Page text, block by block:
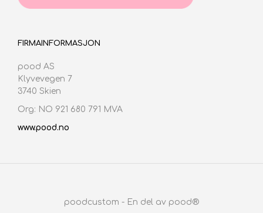
FIRMAINFORMASJON
pood AS
Klyvevegen 7
3740 Skien
Org: NO 921 680 791 MVA
www.pood.no
poodcustom - En del av pood®